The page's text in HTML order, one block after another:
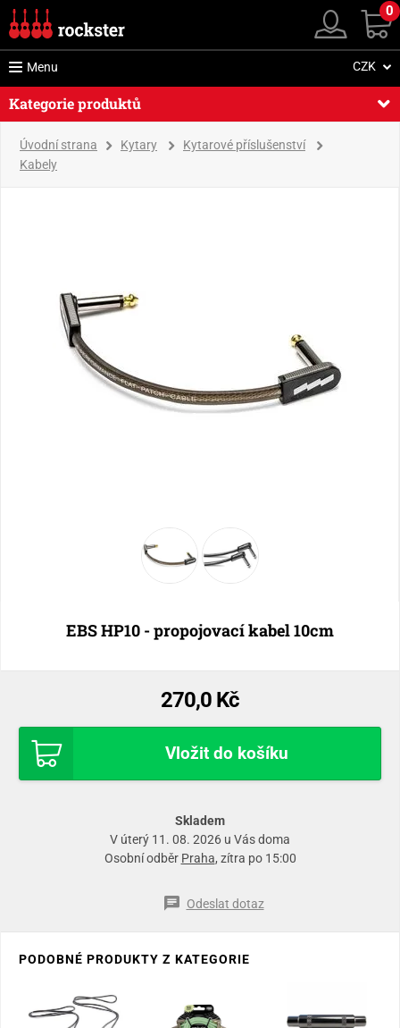
0
Menu CZK
Kategorie produktů
Úvodní strana Kytary
Kytarové příslušenství
Kabely
EBS HP10 - propojovací kabel 10cm
270,0 Kč
Vložit do košíku
Skladem
V úterý 11. 08. 2026 u Vás doma
Osobní odběr Praha, zítra po 15:00
Odeslat dotaz
PODOBNÉ PRODUKTY Z KATEGORIE